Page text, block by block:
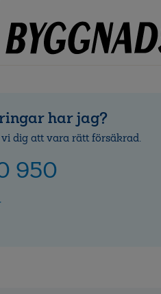
har jag?
vi dig att vara rätt försäkrad.
950